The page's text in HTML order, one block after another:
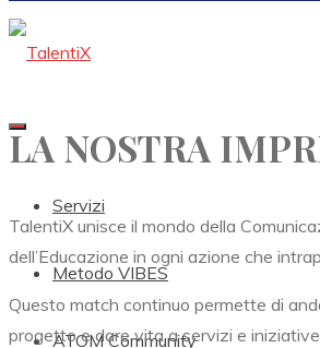
Servizi
Metodo VIBES
ATOM Community
LA NOSTRA
TalentiX unisce il mondo della
dell’Educazione in ogni azione che
Questo match continuo permette di
progetto e dare vita a servizi e